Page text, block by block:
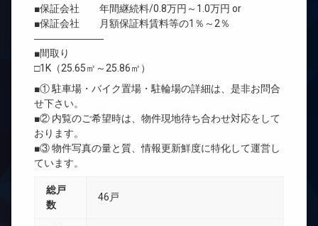
■保証会社 年間継続料/0.8万円～1.0万円 or
■保証会社 月額保証料賃料等の1％～2％
―――――――
■間取り
□1K（25.65㎡～25.86㎡）
■① 駐車場・バイク置場・駐輪場の詳細は、是非お問合
せ下さい。
■② 内覧のご希望時は、物件現地待ち合わせ対応をして
おります。
■③ 物件写真の量と質、情報更新鮮度に特化して運営し
ています。
総戸
数
46戸